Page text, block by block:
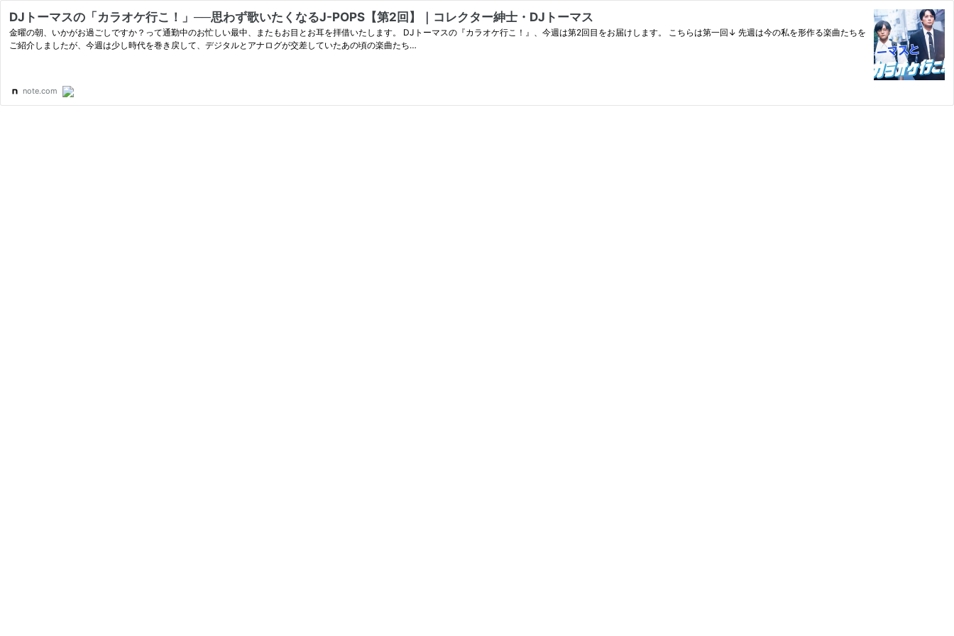
DJトーマスの「カラオケ行こ！」──思わず歌いたくなるJ-POPS【第2回】｜コレクター紳士・DJトーマス
金曜の朝、いかがお過ごしですか？って通勤中のお忙しい最中、またもお目とお耳を拝借いたします。 DJトーマスの『カラオケ行こ！』、今週は第2回目をお届けします。 こちらは第一回↓ 先週は今の私を形作る楽曲たちを
ご紹介しましたが、今週は少し時代を巻き戻して、デジタルとアナログが交差していたあの頃の楽曲たち…
note.com